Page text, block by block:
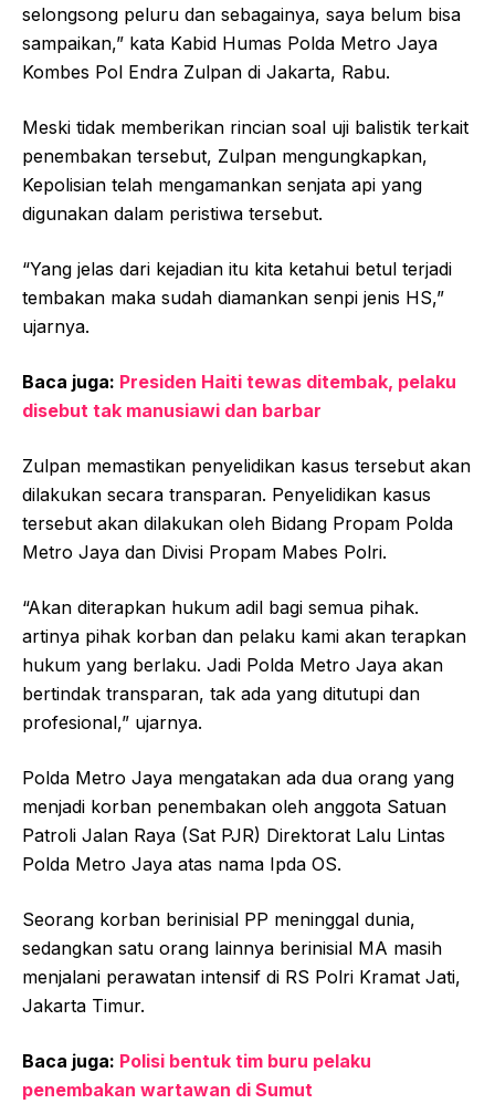
selongsong peluru dan sebagainya, saya belum bisa
sampaikan,” kata Kabid Humas Polda Metro Jaya
Kombes Pol Endra Zulpan di Jakarta, Rabu.
Meski tidak memberikan rincian soal uji balistik terkait
penembakan tersebut, Zulpan mengungkapkan,
Kepolisian telah mengamankan senjata api yang
digunakan dalam peristiwa tersebut.
“Yang jelas dari kejadian itu kita ketahui betul terjadi
tembakan maka sudah diamankan senpi jenis HS,”
ujarnya.
Baca juga: Presiden Haiti tewas ditembak, pelaku
disebut tak manusiawi dan barbar
Zulpan memastikan penyelidikan kasus tersebut akan
dilakukan secara transparan. Penyelidikan kasus
tersebut akan dilakukan oleh Bidang Propam Polda
Metro Jaya dan Divisi Propam Mabes Polri.
“Akan diterapkan hukum adil bagi semua pihak.
artinya pihak korban dan pelaku kami akan terapkan
hukum yang berlaku. Jadi Polda Metro Jaya akan
bertindak transparan, tak ada yang ditutupi dan
profesional,” ujarnya.
Polda Metro Jaya mengatakan ada dua orang yang
menjadi korban penembakan oleh anggota Satuan
Patroli Jalan Raya (Sat PJR) Direktorat Lalu Lintas
Polda Metro Jaya atas nama Ipda OS.
Seorang korban berinisial PP meninggal dunia,
sedangkan satu orang lainnya berinisial MA masih
menjalani perawatan intensif di RS Polri Kramat Jati,
Jakarta Timur.
Baca juga: Polisi bentuk tim buru pelaku
penembakan wartawan di Sumut